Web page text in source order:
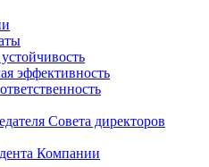
эффективность
Совета директоров
Компании